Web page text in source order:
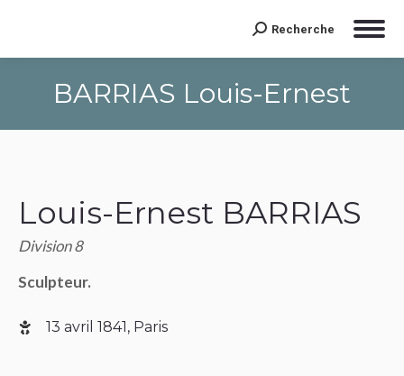
Search:
Recherche
BARRIAS Louis-Ernest
Louis-Ernest BARRIAS
Division 8
Sculpteur.
13 avril 1841, Paris